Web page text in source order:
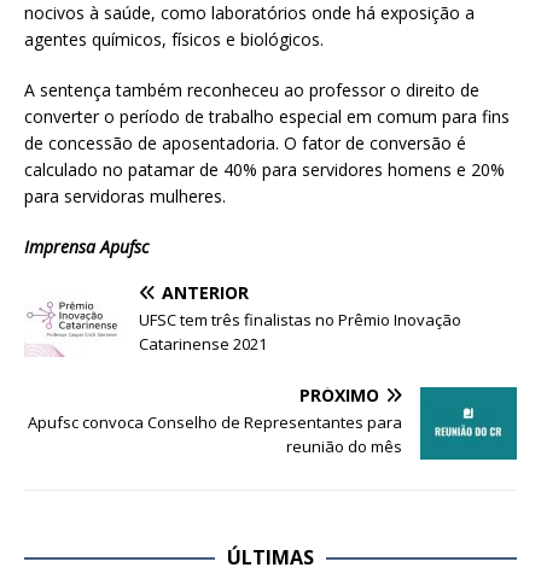
nocivos à saúde, como laboratórios onde há exposição a
agentes químicos, físicos e biológicos.
A sentença também reconheceu ao professor o direito de
converter o período de trabalho especial em comum para fins
de concessão de aposentadoria. O fator de conversão é
calculado no patamar de 40% para servidores homens e 20%
para servidoras mulheres.
Imprensa Apufsc
ANTERIOR
UFSC tem três finalistas no Prêmio Inovação
Catarinense 2021
PRÓXIMO
Apufsc convoca Conselho de Representantes para
reunião do mês
ÚLTIMAS